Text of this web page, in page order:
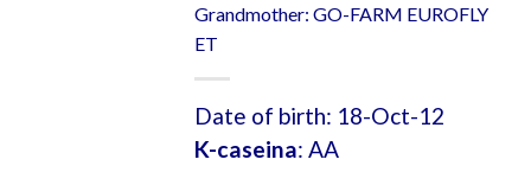
Grandmother: GO-FARM EUROFLY
ET
Date of birth: 18-Oct-12
K-caseina: AA